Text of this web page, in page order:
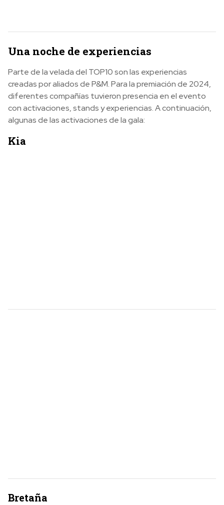
Una noche de experiencias
Parte de la velada del TOP10 son las experiencias
creadas por aliados de P&M. Para la premiación de 2024,
diferentes compañías tuvieron presencia en el evento
con activaciones, stands y experiencias. A continuación,
algunas de las activaciones de la gala:
Kia
Bretaña